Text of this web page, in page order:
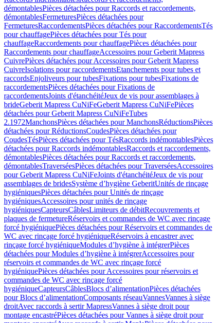
démontablesPièces détachées pour Raccords et raccordements,
démontablesFermeturesPièces détachées pour
FermeturesRaccordementsPièces détachées pour RaccordementsTés
pour chauffagePièces détachées pour Tés pour
chauffageRaccordements pour chauffagePièces détachées pour
Raccordements pour chauffageAccessoires pour Geberit Mapress
CuivrePièces détachées pour Accessoires pour Geberit Mapress
CuivreIsolations pour raccordementsEtanchements pour tubes et
raccordsEnjoliveurs pour tubesFixations pour tubesFixations de
raccordementsPièces détachées pour Fixations de
raccordementsJoints d'étanchéitéJeux de vis pour assemblages à
brideGeberit Mapress CuNiFeGeberit Mapress CuNiFePièces
détachées pour Geberit Mapress CuNiFeTubes
2.1972ManchonsPièces détachées pour ManchonsRéductionsPièces
détachées pour RéductionsCoudesPièces détachées pour
CoudesTésPièces détachées pour TésRaccords indémontablesPièces
détachées pour Raccords indémontablesRaccords et raccordements,
démontablesPièces détachées pour Raccords et raccordements,
démontablesTraverséesPièces détachées pour TraverséesAccessoires
pour Geberit Mapress CuNiFeJoints d'étanchéitéJeux de vis pour
assemblages de bridesSystème d’hygiène GeberitUnités de rinçage
hygiéniquesPièces détachées pour Unités de rinçage
hygiéniquesAccessoires pour unités de rinçage
hygiéniquesCapteursCâblesLimiteurs de débitRecouvrements et
plaques de fermetureRéservoirs et commandes de WC avec rinçage
forcé hygiéniquePièces détachées pour Réservoirs et commandes de
WC avec rinçage forcé hygiéniqueRéservoirs à encastrer avec
rinçage forcé hygiéniqueModules d’hygiène à intégrerPièces
détachées pour Modules d’hygiène à intégrerAccessoires pour
réservoirs et commandes de WC avec rinçage forcé
hygiéniquePièces détachées pour Accessoires pour réservoirs et
commandes de WC avec rinçage forcé
hygiéniqueCapteursCâblesBlocs d’alimentationPièces détachées
pour Blocs d’alimentationComposants réseauVannesVannes à siège
droitAvec raccords à sertir MapressVannes à siège droit pour
montage encastréPièces détachées pour Vannes à siège droit pour